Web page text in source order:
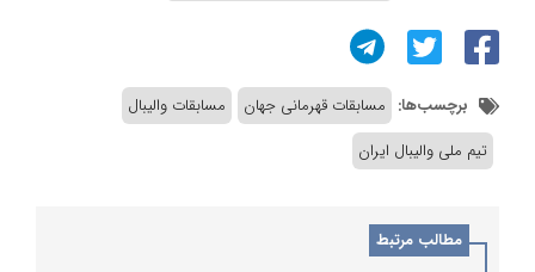
برچسب‌ها: مسابقات قهرمانی جهان
مسابقات والیبال
تیم ملی والیبال ایران
مطالب مرتبط